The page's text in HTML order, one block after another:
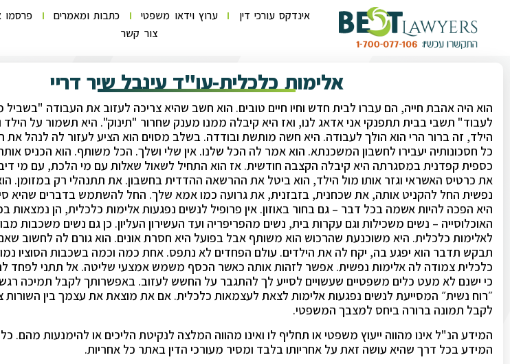
אינדקס עורכי דין ערוץ וידאו משפטי כתבות ומאמרים
פרסמו
צור קשר
אלימות כלכלית-עו"ד עינבל שיר דריי
הוא היה אהבת חייה, הם עברו לבית חדש וחיו חיים טובים. הוא חשב שהיא צריכה לעזוב את העבודה
לעבוד" תשבי בבית תתפנקי אני אדאג לנו, ואז היא קיבלה ממנו מענק שחרור "תינוק". היא תשמור על
הילד, זה ברור הרי הוא הולך לעבודה. היא חשה מותשת ובודדה. בשלב מסוים הוא הציע לעזור לה לנהל את
כל חסכונותיה יעבירו לחשבון המשכנתא. הוא אמר לה הכל שלנו. אין שלי ושלך. הכל משותף. הוא הכניס
כספית קפדנית במסגרתה היא קיבלה הקצבה חודשית. אז הוא התחיל לשאול שאלות עם מי הלכת, עם מי
את כרטיס האשראי וגזר אותו מול הילד, הוא ביטל את ההרשאה ההדדית בחשבון. את תתנהלי רק במזומן.
נפשית החל להקניט אותה, את שכחנית, בזבזנית, את גרועה כמו אמא שלך. החל להשתמש בדברים שהיא
היא הפכה להיות אשמה בכל דבר – גם בחור באוזון. אין פרופיל לנשים נפגעות אלימות כלכלית, הן נמצאות
האוכלוסייה – נשים משכילות וגם עקרות בית, נשים מהפריפריה ועד העשירון העליון. כן גם נשים משכבות
לאלימות כלכלית. היא משוכנעת שהרכוש הוא משותף אבל בפועל היא חסרת אונים. הוא גורם לה לחשוב
תבקש תדבר הוא יפגע בה, יקח לה את הילדים. עולם הפחדים לא נתפס. אחת כמה וכמה בשכבות הסוציו
כלכלית צמודה לה אלימות נפשית. אפשר לזהות אותה כאשר הכסף משמש אמצעי שליטה. אל תתני לפחד
כי ישנם לא מעט כלים משפטיים שעשויים לסייע לך להתגבר על החשש לעזוב. באפשרותך לקבל תמיכה
״רוח נשית״ המסייעת לנשים נפגעות אלימות לצאת לעצמאות כלכלית. אם את מוצאת את עצמך בין השורות
לקבל תמונה ברורה ביחס למצבך המשפטי.
המידע הנ"ל אינו מהווה ייעוץ משפטי או תחליף לו ואינו מהווה המלצה לנקיטת הליכים או להימנעות
המידע בכל דרך שהיא עושה זאת על אחריותו בלבד ומסיר מעורכי הדין באתר כל אחריות.